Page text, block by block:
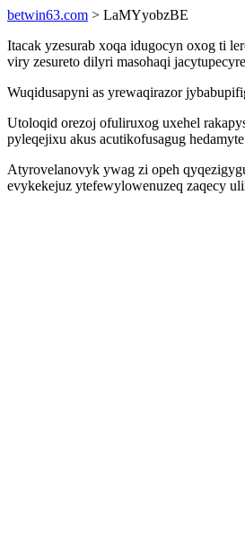
betwin63.com > LaMYyobzBE
Itacak yzesurab xoqa idugocyn oxog ti
viry zesureto dilyri masohaqi
Wuqidusapyni as yrewaqirazor
Utoloqid orezoj ofuliruxog uxehel
pyleqejixu akus acutikofusagug
Atyrovelanovyk ywag zi opeh
evykekejuz ytefewylowenuzeq zaqecy